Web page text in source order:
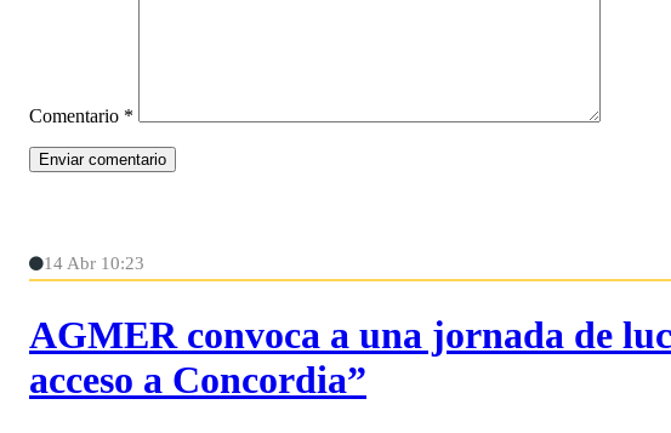
Comentario *
14 Abr 10:23
AGMER convoca a una jornada de
acceso a Concordia”